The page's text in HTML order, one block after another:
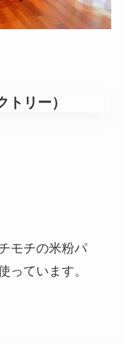
リー）
モチの米粉パ
っています。